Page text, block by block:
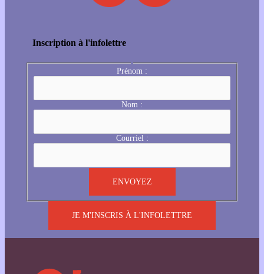
Inscription à l'infolettre
Prénom :
Nom :
Courriel :
JE M'INSCRIS À L'INFOLETTRE